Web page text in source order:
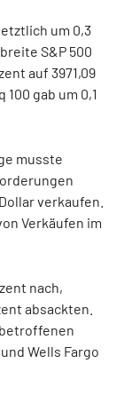
um 0,3
S&P 500
auf 3971,09
gab um 0,1
musste
verkaufen.
Verkäufen im
nach,
absackten.
Wells Fargo